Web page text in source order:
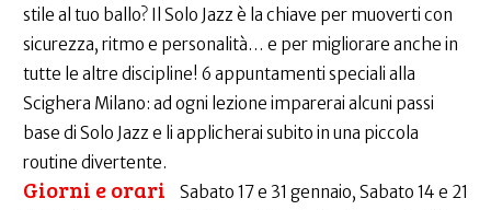
stile al tuo ballo? Il Solo Jazz è la chiave per muoverti con
sicurezza, ritmo e personalità… e per migliorare anche in
tutte le altre discipline! 6 appuntamenti speciali alla
Scighera Milano: ad ogni lezione imparerai alcuni passi
base di Solo Jazz e li applicherai subito in una piccola
routine divertente.
Giorni e orari
Sabato 17 e 31 gennaio, Sabato 14 e 21